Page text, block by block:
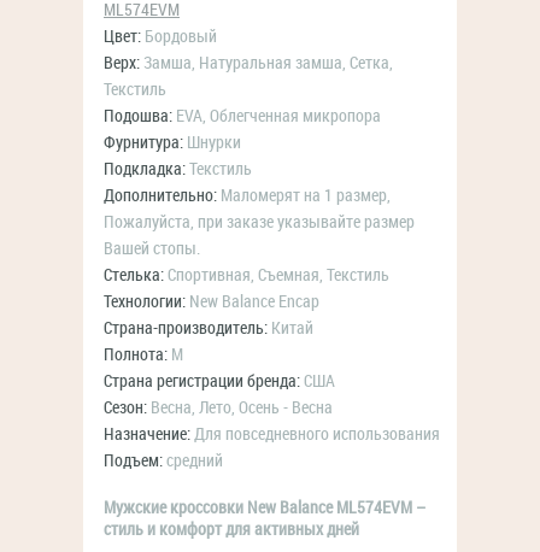
ML574EVM
Цвет: Бордовый
Верх: Замша, Натуральная замша, Сетка,
Текстиль
Подошва: EVA, Облегченная микропора
Фурнитура: Шнурки
Подкладка:Текстиль
Дополнительно: Маломерят на 1 размер,
Пожалуйста, при заказе указывайте размер
Вашей стопы.
Стелька:Спортивная, Съемная, Текстиль
Технологии: New Balance Encap
Страна-производитель: Китай
Полнота: M
Страна регистрации бренда:США
Сезон: Весна, Лето, Осень - Весна
Назначение:Для повседневного использования
Подъем:средний
Мужские кроссовки New Balance ML574EVM –
стиль и комфорт для активных дней